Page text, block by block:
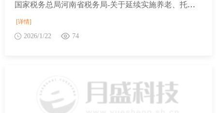
国家税务总局河南省税务局-关于延续实施养老、托育、家政等社区家庭服务业税费优惠政策的公告
[详情]
2026/1/22 74